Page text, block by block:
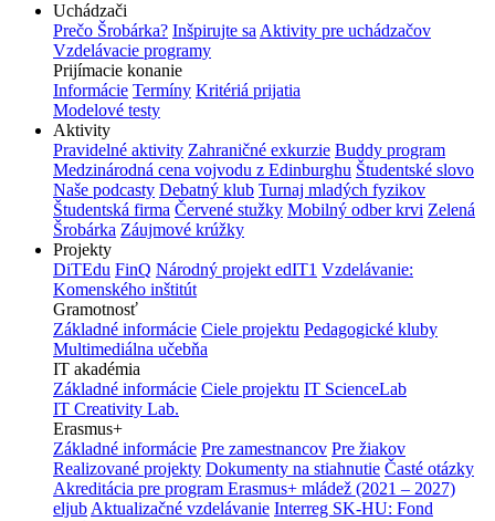
Uchádzači
Prečo Šrobárka? Inšpirujte sa Aktivity pre uchádzačov
Vzdelávacie programy
Prijímacie konanie
Informácie Termíny Kritériá prijatia
Modelové testy
Aktivity
Pravidelné aktivity Zahraničné exkurzie Buddy program
Medzinárodná cena vojvodu z Edinburghu Študentské slovo
Naše podcasty Debatný klub Turnaj mladých fyzikov
Študentská firma Červené stužky Mobilný odber krvi Zelená
Šrobárka Záujmové krúžky
Projekty
DiTEdu FinQ Národný projekt edIT1 Vzdelávanie:
Komenského inštitút
Gramotnosť
Základné informácie Ciele projektu Pedagogické kluby
Multimediálna učebňa
IT akadémia
Základné informácie Ciele projektu IT ScienceLab
IT Creativity Lab.
Erasmus+
Základné informácie Pre zamestnancov Pre žiakov
Realizované projekty Dokumenty na stiahnutie Časté otázky
Akreditácia pre program Erasmus+ mládež (2021 – 2027)
eljub Aktualizačné vzdelávanie Interreg SK-HU: Fond